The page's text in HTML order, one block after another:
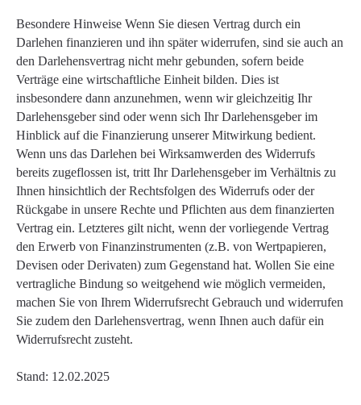
Besondere Hinweise Wenn Sie diesen Vertrag durch ein
Darlehen finanzieren und ihn später widerrufen, sind sie auch an
den Darlehensvertrag nicht mehr gebunden, sofern beide
Verträge eine wirtschaftliche Einheit bilden. Dies ist
insbesondere dann anzunehmen, wenn wir gleichzeitig Ihr
Darlehensgeber sind oder wenn sich Ihr Darlehensgeber im
Hinblick auf die Finanzierung unserer Mitwirkung bedient.
Wenn uns das Darlehen bei Wirksamwerden des Widerrufs
bereits zugeflossen ist, tritt Ihr Darlehensgeber im Verhältnis zu
Ihnen hinsichtlich der Rechtsfolgen des Widerrufs oder der
Rückgabe in unsere Rechte und Pflichten aus dem finanzierten
Vertrag ein. Letzteres gilt nicht, wenn der vorliegende Vertrag
den Erwerb von Finanzinstrumenten (z.B. von Wertpapieren,
Devisen oder Derivaten) zum Gegenstand hat. Wollen Sie eine
vertragliche Bindung so weitgehend wie möglich vermeiden,
machen Sie von Ihrem Widerrufsrecht Gebrauch und widerrufen
Sie zudem den Darlehensvertrag, wenn Ihnen auch dafür ein
Widerrufsrecht zusteht.
Stand: 12.02.2025